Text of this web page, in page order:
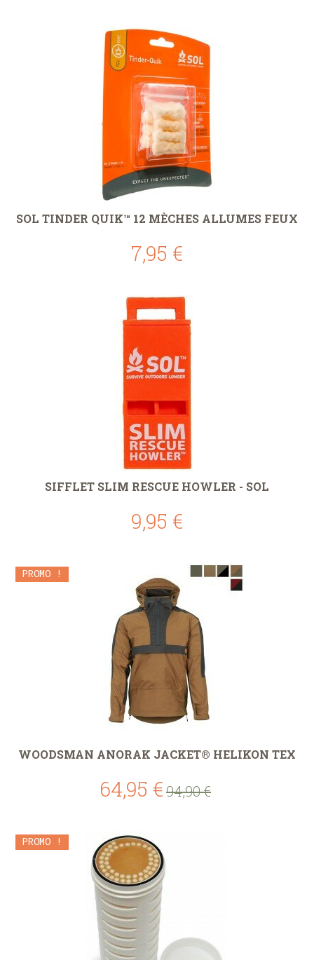
SOL TINDER QUIK™ 12 MÈCHES ALLUMES FEUX
7,95 €
SIFFLET SLIM RESCUE HOWLER - SOL
9,95 €
PROMO !
WOODSMAN ANORAK JACKET® HELIKON TEX
64,95 €94,90 €
PROMO !